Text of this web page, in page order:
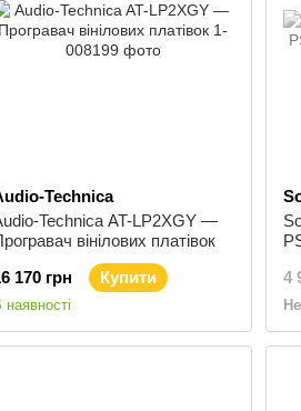
Technica
Technica AT-LP2XGY —
вінілових платівок
170 грн
Купити
наявності
4